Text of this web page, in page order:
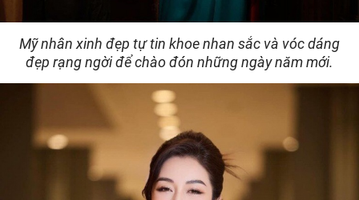
Mỹ nhân xinh đẹp tự tin khoe nhan sắc và vóc dáng
đẹp rạng ngời để chào đón những ngày năm mới.